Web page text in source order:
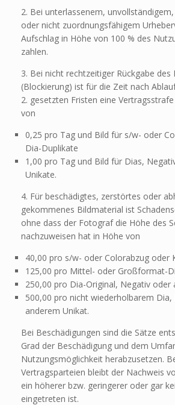
2. Bei unterlassenem,
oder nicht zuordnungsfähigem
Aufschlag in Höhe von 100 % des
zahlen.
3. Bei nicht rechtzeitiger Rückgabe des
(Blockierung) ist für die Zeit nach
2. gesetzten Fristen eine
von
0,25 pro Tag und Bild für s/w- oder
Dia-Duplikate
1,00 pro Tag und Bild für Dias,
Unikate.
4. Für beschädigtes, zerstörtes oder
gekommenes Bildmaterial ist
ohne dass der Fotograf die Höhe des
nachzuweisen hat in Höhe von
40,00 pro s/w- oder Colorabzug oder
125,00 pro Mittel- oder Großformat-
250,00 pro Dia-Original, Negativ oder
500,00 pro nicht wiederholbarem
anderem Unikat.
Bei Beschädigungen sind die Sätze
Grad der Beschädigung und dem
Nutzungsmöglichkeit herabzusetzen.
Vertragsparteien bleibt der Nachweis
ein höherer bzw. geringerer oder gar
eingetreten ist.